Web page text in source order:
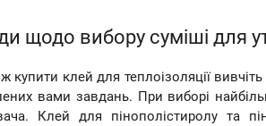
щодо вибору суміші для
купити клей для теплоізоляції
вами завдань. При виборі
Клей для пінополістиролу та